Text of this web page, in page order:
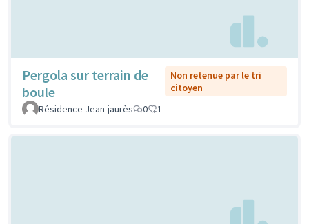
Pergola sur terrain de
boule
Non retenue par le tri
citoyen
Résidence Jean-jaurès
0 1